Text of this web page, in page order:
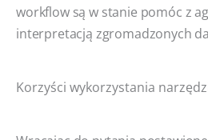
workflow są w stanie pomóc z
interpretacją zgromadzonych
Korzyści wykorzystania